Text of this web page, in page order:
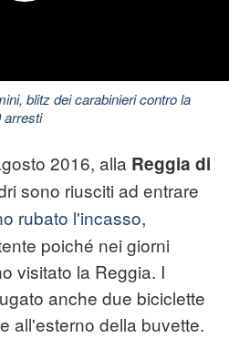
blitz dei carabinieri contro la
arresti
2016, alla Reggia di
sono riusciti ad entrare
rubato l'incasso,
poiché nei giorni
visitato la Reggia. I
anche due biciclette
all'esterno della buvette.